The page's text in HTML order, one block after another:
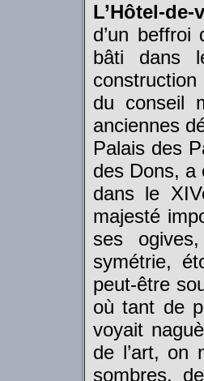
L’Hôtel-de-
d’un
bâti dans
du conseil
anciennes
Palais des
des Dons, a
dans le
majesté
ses
symétrie,
peut-être
où tant de
voyait
de l’art, on
sombres,